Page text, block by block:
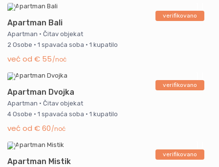
verifikovano
Apartman Bali
Apartman · Čitav objekat
2 Osobe · 1 spavaća soba · 1 kupatilo
već od € 55/noć
verifikovano
Apartman Dvojka
Apartman · Čitav objekat
4 Osobe · 1 spavaća soba · 1 kupatilo
već od € 60/noć
verifikovano
Apartman Mistik